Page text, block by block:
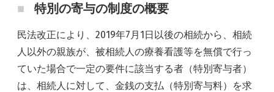
特別の寄与の制度の概要
民法改正により、2019年7月1日以後の相続から、相続
人以外の親族が、被相続人の療養看護等を無償で行っ
ていた場合で一定の要件に該当する者（特別寄与者）
は、相続人に対して、金銭の支払（特別寄与料）を求